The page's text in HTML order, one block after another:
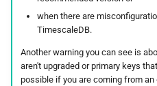
when there are
TimescaleDB.
Another warning you can see is
aren't upgraded or primary keys
possible if you are coming from